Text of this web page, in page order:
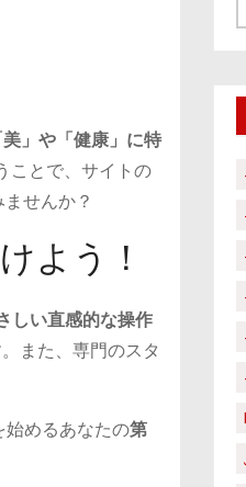
美」や「健康」に特
ことで、サイトの
せんか？
よう！
しい直感的な操作
また、専門のスタ
めるあなたの第